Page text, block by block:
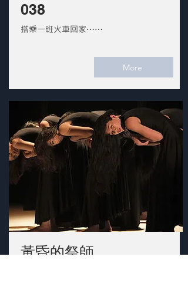
038
搭乘一班火車回家⋯⋯
More
​黃昏的祭師